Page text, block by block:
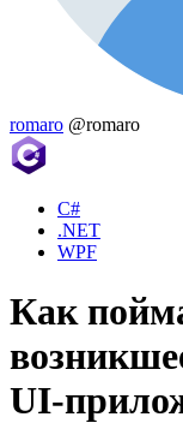
romaro @romaro
C#
.NET
WPF
Как
UI-